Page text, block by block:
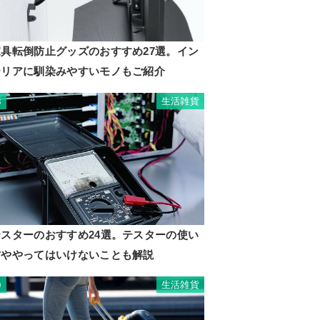
転倒防止グッズのおすすめ27選。イン
アに馴染みやすいモノもご紹介
生活雑貨
ターのおすすめ24選。テスターの使い
やってはいけないことも解説
生活雑貨